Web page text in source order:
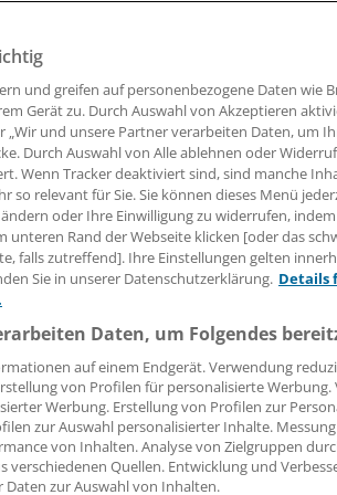
schon frühzeitig kleine
lässt sich das papilläre Karzinom
Professor Matthias Schott von der
mit der "Ärzte Zeitung".
Leser,
Sie lesen, sobald Sie sich
Klicks erledigt und kostenlos.
Login:
und Infografiken
und greifen auf personenbezogene Daten wie
Gerät zu. Durch Auswahl von Akzeptieren
„Wir und unsere Partner verarbeiten Daten, um
Durch Auswahl von Alle ablehnen oder
Wenn Tracker deaktiviert sind, sind manche
so relevant für Sie. Sie können dieses Menü
oder Ihre Einwilligung zu widerrufen, indem
unteren Rand der Webseite klicken [oder das
falls zutreffend]. Ihre Einstellungen gelten
Sie in unserer Datenschutzerklärung. Details
Daten, um Folgendes
auf einem Endgerät. Verwendung
von Profilen für personalisierte
Werbung. Erstellung von Profilen zur
zur Auswahl personalisierter Inhalte.
von Inhalten. Analyse von Zielgruppen
Quellen. Entwicklung und
zur Auswahl von Inhalten.